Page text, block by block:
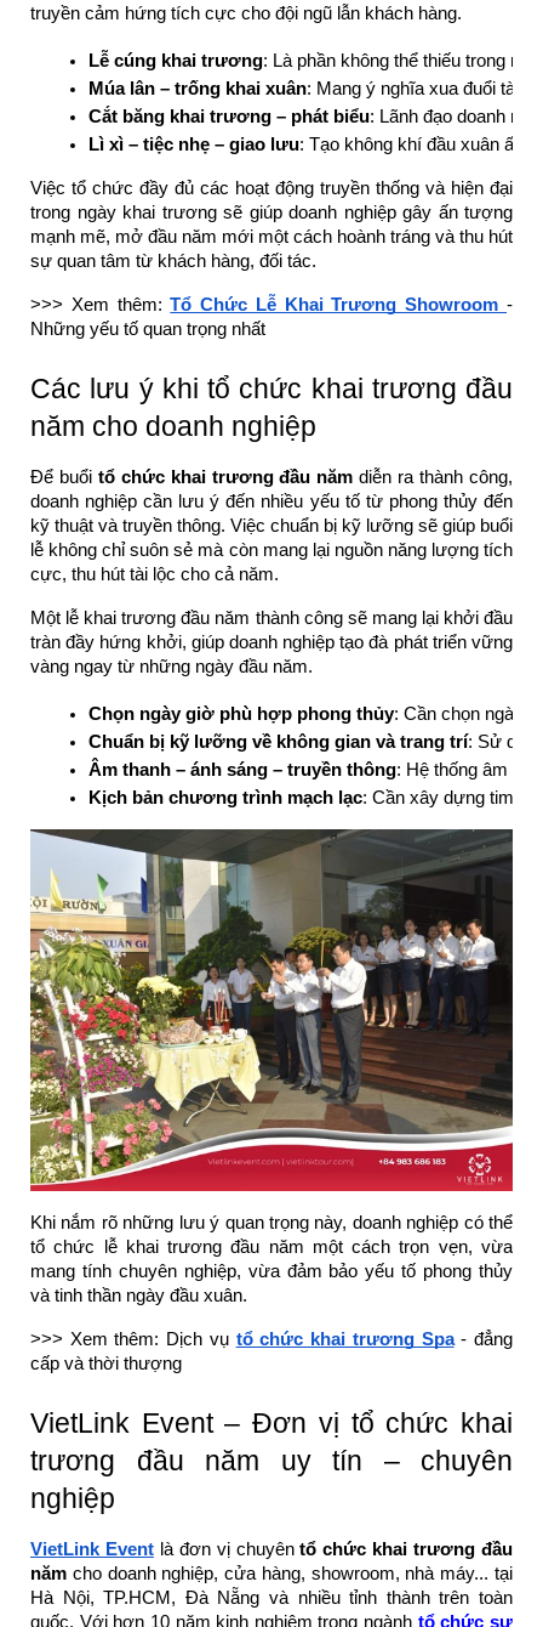
truyền cảm hứng tích cực cho đội ngũ lẫn khách hàng.
Lễ cúng khai trương: Là phần không thể thiếu trong
Múa lân – trống khai xuân: Mang ý nghĩa xua đuổi tà
Cắt băng khai trương – phát biểu: Lãnh đạo doanh
Lì xì – tiệc nhẹ – giao lưu: Tạo không khí đầu xuân ấm
Việc tổ chức đầy đủ các hoạt động truyền thống và hiện đại
trong ngày khai trương sẽ giúp doanh nghiệp gây ấn tượng
mạnh mẽ, mở đầu năm mới một cách hoành tráng và thu hút
sự quan tâm từ khách hàng, đối tác.
>>> Xem thêm:Tổ Chức Lễ Khai Trương Showroom-
Những yếu tố quan trọng nhất
Các lưu ý khi tổ chức khai trương đầu
năm cho doanh nghiệp
Để buổi tổ chức khai trương đầu năm diễn ra thành công,
doanh nghiệp cần lưu ý đến nhiều yếu tố từ phong thủy đến
kỹ thuật và truyền thông. Việc chuẩn bị kỹ lưỡng sẽ giúp buổi
lễ không chỉ suôn sẻ mà còn mang lại nguồn năng lượng tích
cực, thu hút tài lộc cho cả năm.
Một lễ khai trương đầu năm thành công sẽ mang lại khởi đầu
tràn đầy hứng khởi, giúp doanh nghiệp tạo đà phát triển vững
vàng ngay từ những ngày đầu năm.
Chọn ngày giờ phù hợp phong thủy: Cần chọn ngày
Chuẩn bị kỹ lưỡng về không gian và trang trí: Sử
Âm thanh – ánh sáng – truyền thông: Hệ thống âm
Kịch bản chương trình mạch lạc: Cần xây dựng
Khi nắm rõ những lưu ý quan trọng này, doanh nghiệp có thể
tổ chức lễ khai trương đầu năm một cách trọn vẹn, vừa
mang tính chuyên nghiệp, vừa đảm bảo yếu tố phong thủy
và tinh thần ngày đầu xuân.
>>> Xem thêm: Dịch vụ tổ chức khai trương Spa- đẳng
cấp và thời thượng
VietLink Event – Đơn vị tổ chức khai
trương đầu năm uy tín – chuyên
nghiệp
VietLink Eventlà đơn vị chuyêntổ chức khai trương đầu
năm cho doanh nghiệp, cửa hàng, showroom, nhà máy... tại
Hà Nội, TP.HCM, Đà Nẵng và nhiều tỉnh thành trên toàn
quốc. Với hơn 10 năm kinh nghiệm trong ngành tổ chức sự